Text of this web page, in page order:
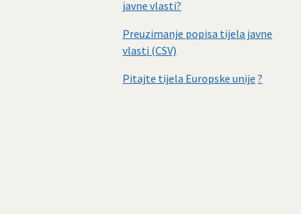
javne vlasti?
Preuzimanje popisa tijela javne
vlasti (CSV)
Pitajte tijela Europske unije ?